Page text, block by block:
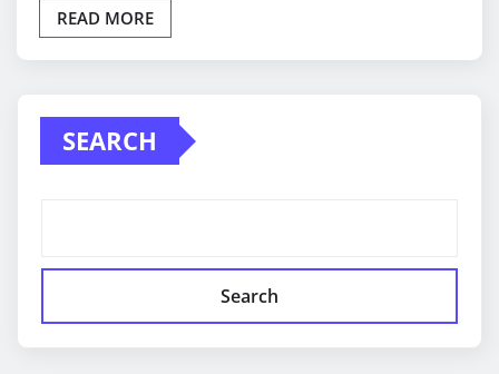
READ MORE
SEARCH
Search